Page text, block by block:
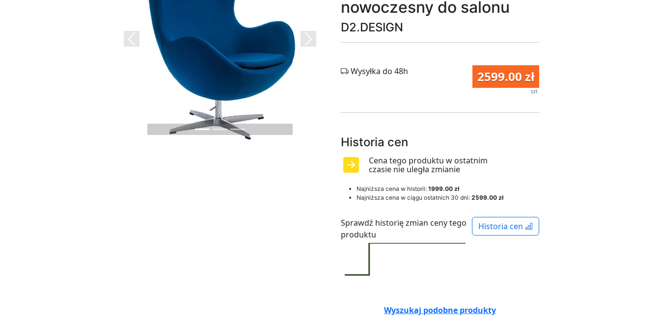
Previous Next
nowoczesny do salonu
D2.DESIGN
2599.00 zł
szt
Wysyłka do 48h
Historia cen
Cena tego produktu w ostatnim
czasie nie uległa zmianie
Najniższa cena w historii: 1999.00 zł
Najniższa cena w ciągu ostatnich 30 dni: 2599.00 zł
Historia cen
Sprawdź historię zmian ceny tego
produktu
Wyszukaj podobne produkty